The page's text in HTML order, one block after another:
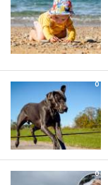
0
0